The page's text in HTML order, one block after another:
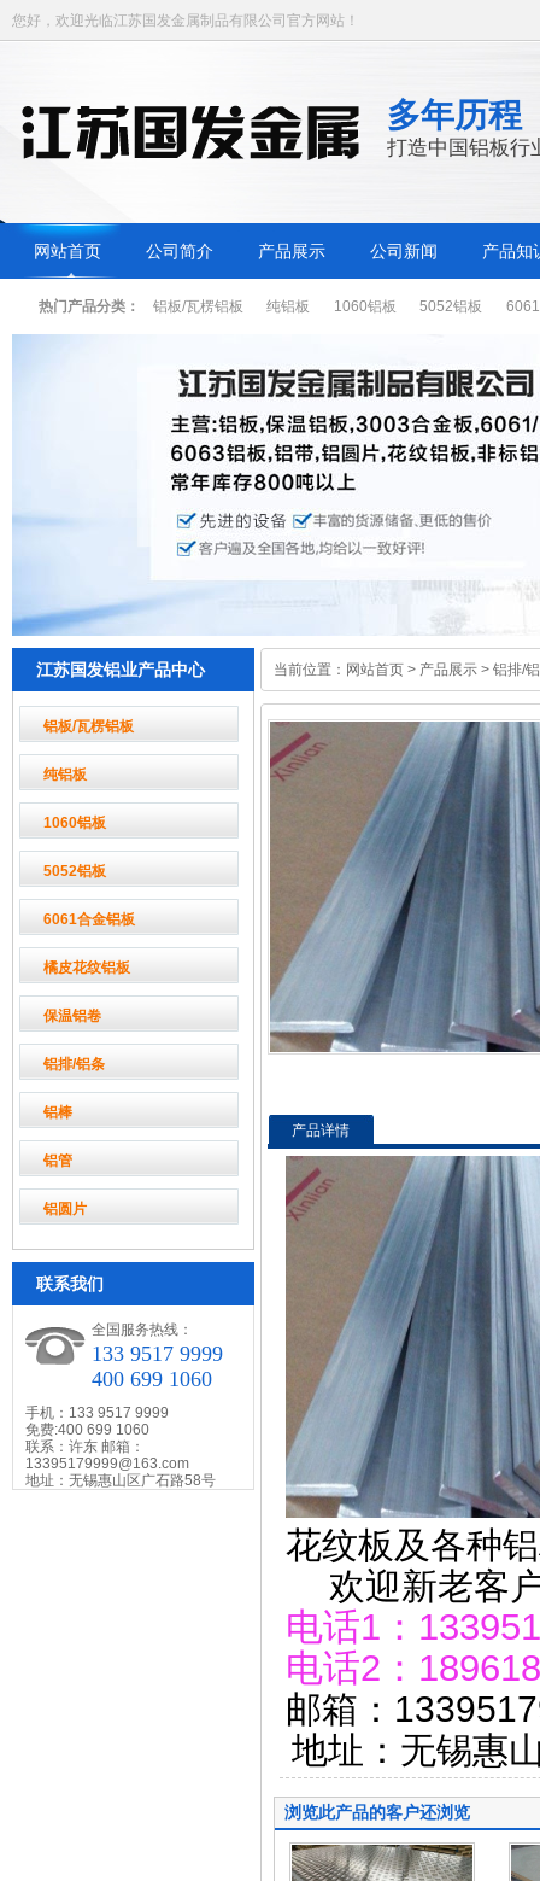
您好，欢迎光临江苏国发金属制品有限公司官方网站！
多年历程
打造中国铝板行
网站首页 公司简介 产品展示 公司新闻 产品知
热门产品分类： 铝板/瓦楞铝板 纯铝板 1060铝板 5052铝板
江苏国发铝业产品中心
铝板/瓦楞铝板
纯铝板
1060铝板
5052铝板
6061合金铝板
橘皮花纹铝板
保温铝卷
铝排/铝条
铝棒
铝管
铝圆片
联系我们
全国服务热线：
133 9517 9999
400 699 1060
手机：133 9517 9999
免费:400 699 1060
联系：许东 邮箱：
13395179999@163.com
地址：无锡惠山区广石路58号
当前位置： 网站首页 > 产品展示 > 铝排/
产品详情
花纹板及各种
欢迎新老客
电话1：
电话2：
邮箱：
地址：无锡惠
浏览此产品的客户还浏览